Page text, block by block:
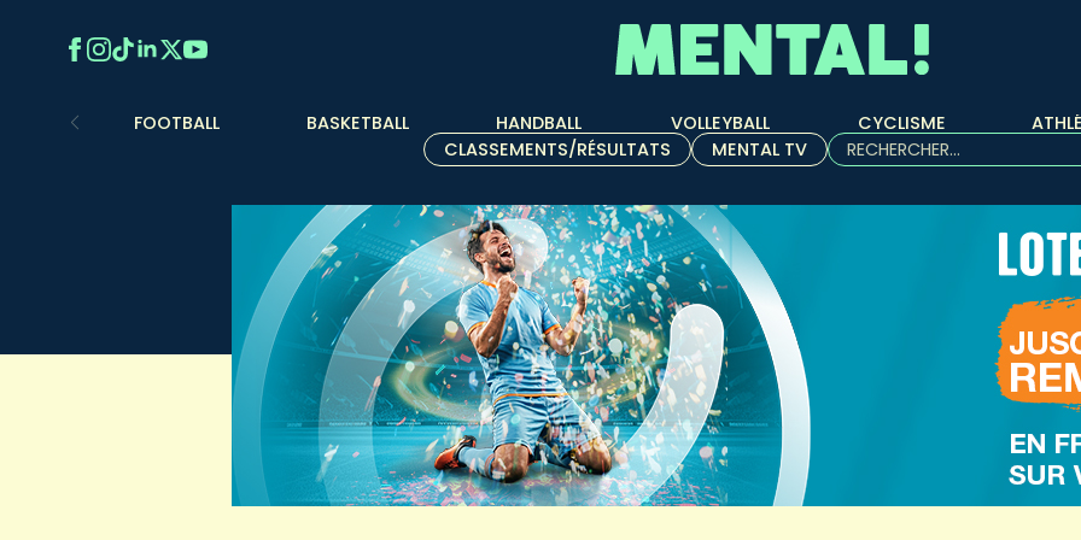
FOOTBALL BASKETBALL HANDBALL VOLLEYBALL CYCLISME
CLASSEMENTS/RÉSULTATS
MENTAL TV
Rechercher :